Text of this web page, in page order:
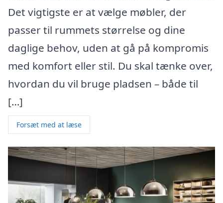
Det vigtigste er at vælge møbler, der
passer til rummets størrelse og dine
daglige behov, uden at gå på kompromis
med komfort eller stil. Du skal tænke over,
hvordan du vil bruge pladsen – både til
[…]
Forsæt med at læse